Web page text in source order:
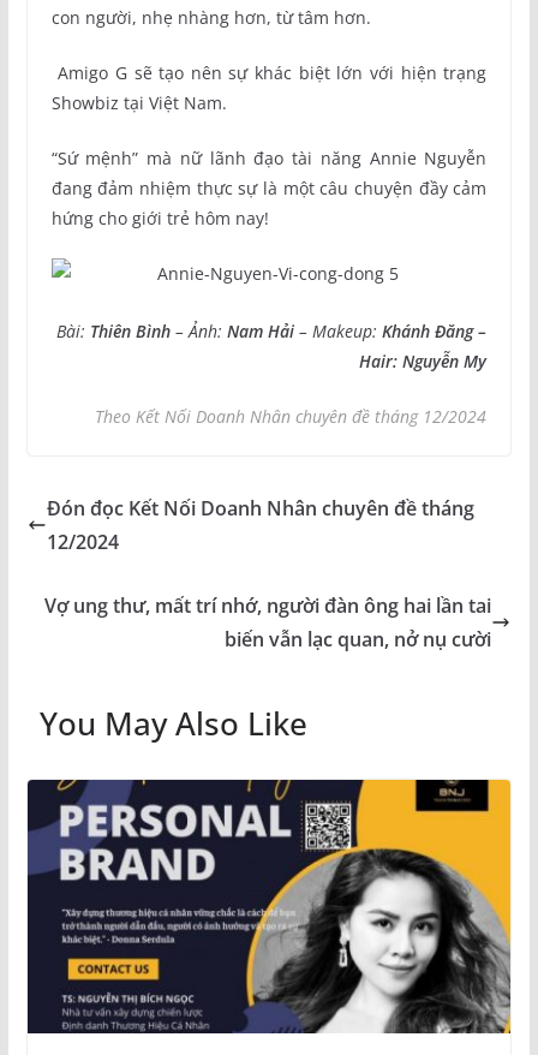
con người, nhẹ nhàng hơn, từ tâm hơn.
Amigo G sẽ tạo nên sự khác biệt lớn với hiện trạng
Showbiz tại Việt Nam.
“Sứ mệnh” mà nữ lãnh đạo tài năng Annie Nguyễn
đang đảm nhiệm thực sự là một câu chuyện đầy cảm
hứng cho giới trẻ hôm nay!
Bài: Thiên Bình – Ảnh:Nam Hải – Makeup:Khánh Đăng –
Hair: Nguyễn My
Theo Kết Nối Doanh Nhân chuyên đề tháng 12/2024
Đón đọc Kết Nối Doanh Nhân chuyên đề tháng
12/2024
Vợ ung thư, mất trí nhớ, người đàn ông hai lần tai
biến vẫn lạc quan, nở nụ cười
You May Also Like